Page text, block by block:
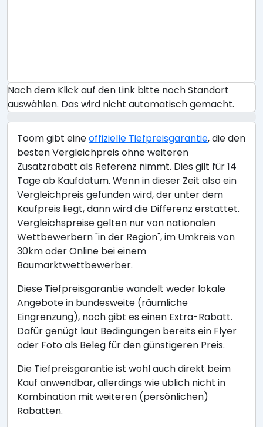
Nach dem Klick auf den Link bitte noch Standort
auswählen. Das wird nicht automatisch gemacht.
Toom gibt eineoffizielle Tiefpreisgarantie, die den
besten Vergleichpreis ohne weiteren
Zusatzrabatt als Referenz nimmt. Dies gilt für 14
Tage ab Kaufdatum. Wenn in dieser Zeit also ein
Vergleichpreis gefunden wird, der unter dem
Kaufpreis liegt, dann wird die Differenz erstattet.
Vergleichspreise gelten nur von nationalen
Wettbewerbern "in der Region", im Umkreis von
30km oder Online bei einem
Baumarktwettbewerber.
Diese Tiefpreisgarantie wandelt weder lokale
Angebote in bundesweite (räumliche
Eingrenzung), noch gibt es einen Extra-Rabatt.
Dafür genügt laut Bedingungen bereits ein Flyer
oder Foto als Beleg für den günstigeren Preis.
Die Tiefpreisgarantie ist wohl auch direkt beim
Kauf anwendbar, allerdings wie üblich nicht in
Kombination mit weiteren (persönlichen)
Rabatten.